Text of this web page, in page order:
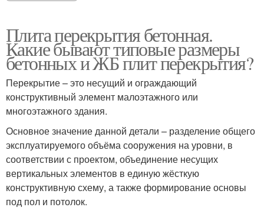
Плита перекрытия бетонная.
Какие бывают типовые размеры
бетонных и ЖБ плит перекрытия?
Перекрытие – это несущий и ограждающий
конструктивный элемент малоэтажного или
многоэтажного здания.
Основное значение данной детали – разделение общего
эксплуатируемого объёма сооружения на уровни, в
соответствии с проектом, объединение несущих
вертикальных элементов в единую жёсткую
конструктивную схему, а также формирование основы
под пол и потолок.